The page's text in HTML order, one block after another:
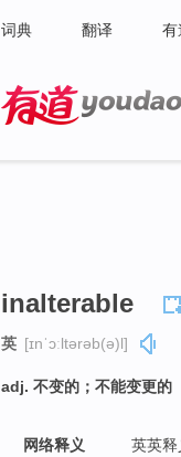
词典 翻译 有
inalterable
英 [ɪnˈɔːltərəb(ə)l]
adj. 不变的；不能变更的
网络释义 英英释